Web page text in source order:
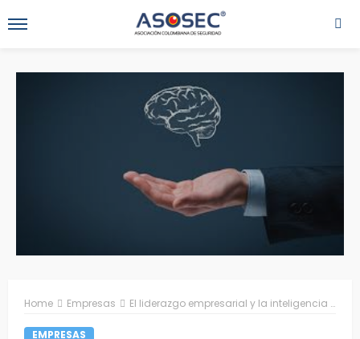
Home Empresas El liderazgo empresarial y la inteligencia emocional
EMPRESAS